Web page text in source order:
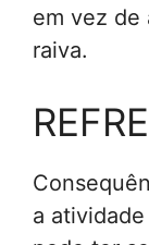
em vez de
raiva.
a